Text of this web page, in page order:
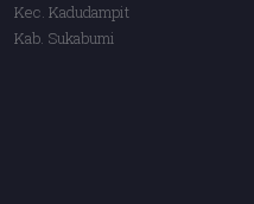
Kec. Kadudampit
Kab. Sukabumi